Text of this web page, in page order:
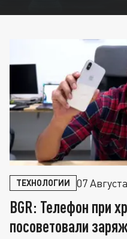
ТЕХНОЛОГИИ 07
BGR: Телефон при
посоветовали